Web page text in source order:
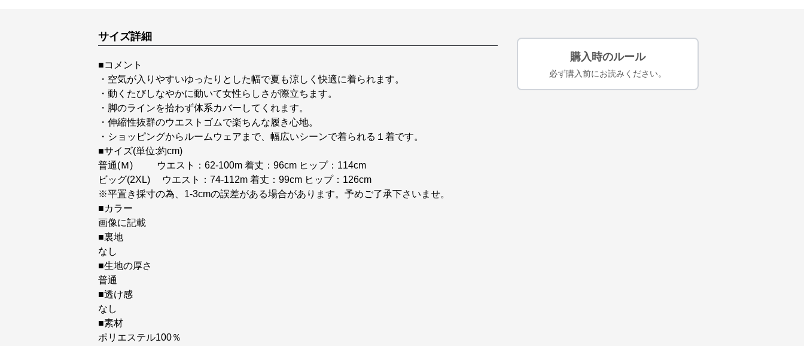
サイズ詳細
■コメント
・空気が入りやすいゆったりとした幅で夏も涼しく快適に着られます。
・動くたびしなやかに動いて女性らしさが際立ちます。
・脚のラインを拾わず体系カバーしてくれます。
・伸縮性抜群のウエストゴムで楽ちんな履き心地。
・ショッピングからルームウェアまで、幅広いシーンで着られる１着です。
■サイズ(単位:約cm)
普通(Ｍ) ウエスト：62-100m 着丈：96cm ヒップ：114cm
ビッグ(2XL) ウエスト：74-112m 着丈：99cm ヒップ：126cm
※平置き採寸の為、1-3cmの誤差がある場合があります。予めご了承下さいませ。
■カラー
画像に記載
■裏地
なし
■生地の厚さ
普通
■透け感
なし
■素材
ポリエステル100％
購入時のルール
必ず購入前にお読みください。